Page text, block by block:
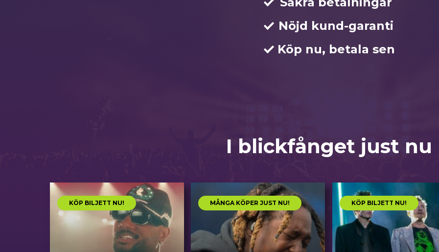
Nöjd kund-garanti
Köp nu, betala sen
I blickfånget just nu
KÖP BILJETT NU! MÅNGA KÖPER JUST NU! KÖP BILJETT NU!